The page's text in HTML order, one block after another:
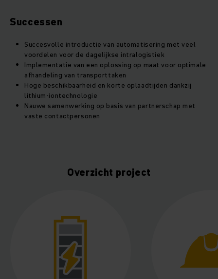
Successen
Succesvolle introductie van automatisering met veel
voordelen voor de dagelijkse intralogistiek
Implementatie van een oplossing op maat voor optimale
afhandeling van transporttaken
Hoge beschikbaarheid en korte oplaadtijden dankzij
lithium-iontechnologie
Nauwe samenwerking op basis van partnerschap met
vaste contactpersonen
Overzicht project